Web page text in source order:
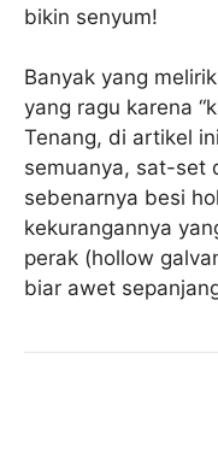
bikin senyum!
Banyak yang
yang ragu karena
Tenang, di artikel
semuanya, sat-set
sebenarnya besi
kekurangannya
perak (hollow
biar awet